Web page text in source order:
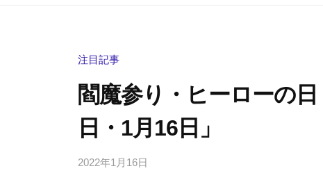
注目記事
閻魔参り・ヒーローの
日・1月16日」
2022年1月16日